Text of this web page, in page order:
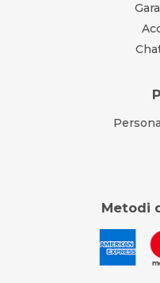
Metodi